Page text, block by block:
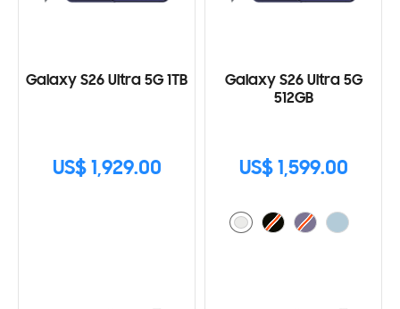
Galaxy S26 Ultra 5G 1TB
US$ 1,929.00
Galaxy S26 Ultra 5G
512GB
US$ 1,599.00